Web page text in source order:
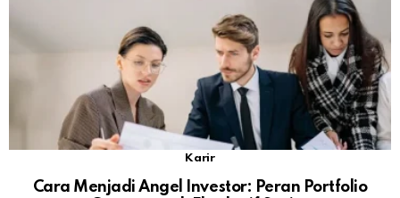
Karir
Cara Menjadi Angel Investor: Peran Portfolio